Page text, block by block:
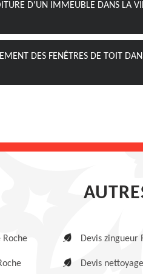
D'UN IMMEUBLE DANS LA
DES FENÊTRES DE TOIT
Roche Devis zingueur
Devis